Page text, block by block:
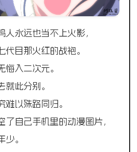
人永远也当不上火影，
代目那火红的战袍。
悔入二次元。
就此分别。
难以殊路同归。
了自己手机里的动漫图片，
少。